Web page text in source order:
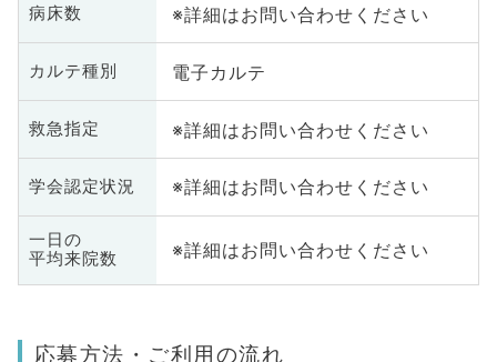
病床数 ※詳細はお問い合わせください
カルテ種別 電子カルテ
救急指定 ※詳細はお問い合わせください
学会認定状況 ※詳細はお問い合わせください
一日の
平均来院数
※詳細はお問い合わせください
応募方法・ご利用の流れ